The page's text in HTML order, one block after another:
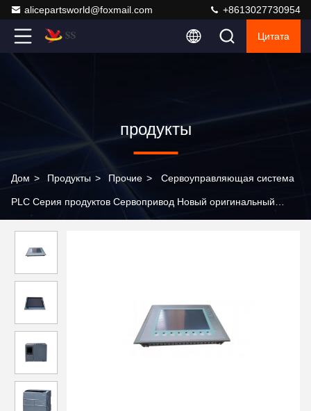
alicepartsworld@foxmail.com +8613027730954
Цитата
продукты
Дом > Продукты > Прочие > Сервоуправляющая система
PLC Серия продуктов Сервопривод Новый оригинальный